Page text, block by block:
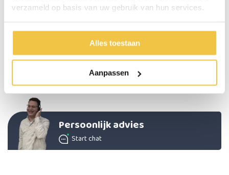
verzameld op basis van uw gebruik van hun services.
Alles toestaan
Aanpassen
Kleur
Zwart
Geschikt voor zowel links- als rechtshandige
Ja
Meerspecificaties
Persoonlijk advies
Start chat